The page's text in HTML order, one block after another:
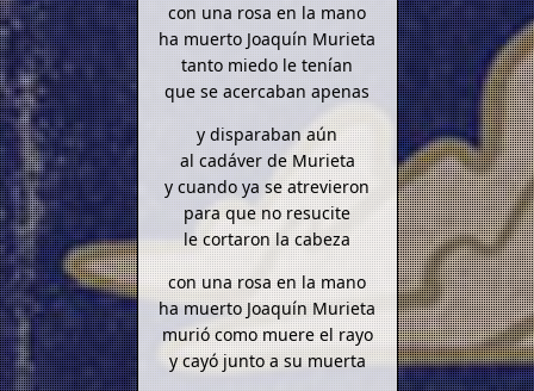
con una rosa en la mano
ha muerto Joaquín Murieta
tanto miedo le tenían
que se acercaban apenas
y disparaban aún
al cadáver de Murieta
y cuando ya se atrevieron
para que no resucite
le cortaron la cabeza
con una rosa en la mano
ha muerto Joaquín Murieta
murió como muere el rayo
y cayó junto a su muerta